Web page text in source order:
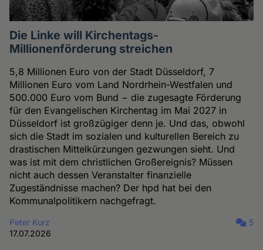
Die Linke will Kirchentags-
Millionenförderung streichen
5,8 Millionen Euro von der Stadt Düsseldorf, 7
Millionen Euro vom Land Nordrhein-Westfalen und
500.000 Euro vom Bund − die zugesagte Förderung
für den Evangelischen Kirchentag im Mai 2027 in
Düsseldorf ist großzügiger denn je. Und das, obwohl
sich die Stadt im sozialen und kulturellen Bereich zu
drastischen Mittelkürzungen gezwungen sieht. Und
was ist mit dem christlichen Großereignis? Müssen
nicht auch dessen Veranstalter finanzielle
Zugeständnisse machen? Der hpd hat bei den
Kommunalpolitikern nachgefragt.
Peter Kurz
17.07.2026
5